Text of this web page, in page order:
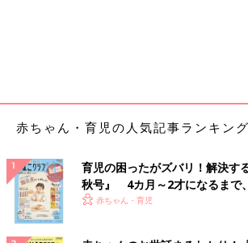
赤ちゃん・育児の人気記事ランキング
育児の困ったがズバリ！解決す
秋号』 4カ月～2才になるまで
いっぱい！
赤ちゃん・育児